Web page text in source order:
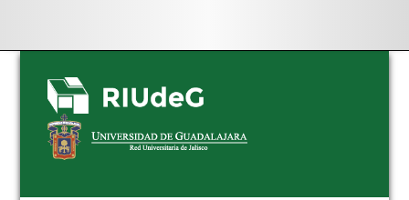
Skip
navigation